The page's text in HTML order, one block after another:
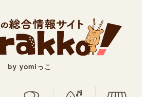
by yomiっこ